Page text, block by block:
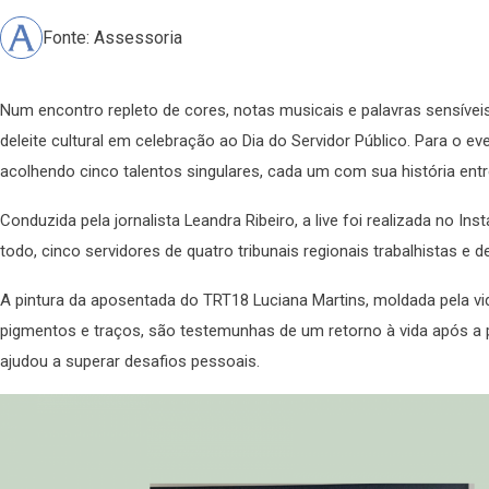
Fonte: Assessoria
Num encontro repleto de cores, notas musicais e palavras
deleite cultural em celebração ao Dia do Servidor Público. Para o
acolhendo cinco talentos singulares, cada um com sua história
Conduzida pela jornalista Leandra Ribeiro, a live foi realizada no
todo, cinco servidores de quatro tribunais regionais trabalhistas e
A pintura da aposentada do TRT18 Luciana Martins, moldada pela
pigmentos e traços, são testemunhas de um retorno à vida após
ajudou a superar desafios pessoais.